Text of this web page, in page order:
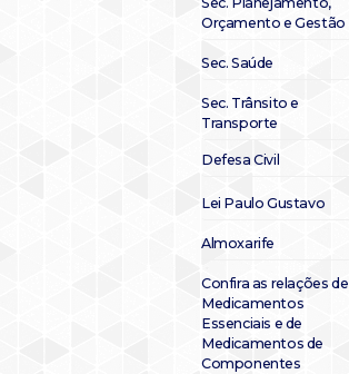
Orçamento e Gestão
Sec. Saúde
Sec. Trânsito e
Transporte
Defesa Civil
Lei Paulo Gustavo
Almoxarife
Confira as relações de
Medicamentos
Essenciais e de
Medicamentos de
Componentes